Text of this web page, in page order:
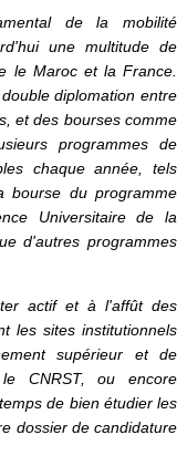
de la mobilité
une multitude de
le Maroc et la France.
diplomation entre
et des bourses comme
programmes de
chaque année, tels
bourse du programme
Universitaire de la
d'autres programmes
actif et à l'affût des
les sites institutionnels
supérieur et de
CNRST, ou encore
de bien étudier les
dossier de candidature